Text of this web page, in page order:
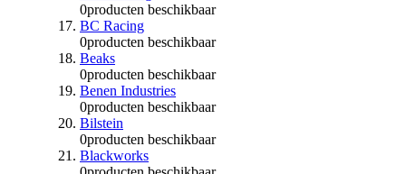
0producten beschikbaar
BC Racing
0producten beschikbaar
Beaks
0producten beschikbaar
Benen Industries
0producten beschikbaar
Bilstein
0producten beschikbaar
Blackworks